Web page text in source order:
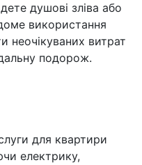
душові зліва або
використання
витрат
подорож.
для квартири
електрику,